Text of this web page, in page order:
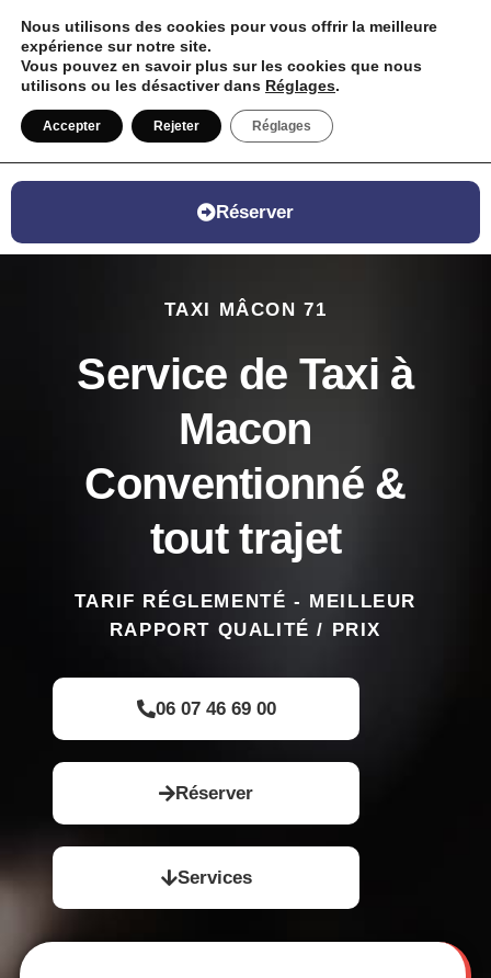
06 07 46 69 00
Réserver
TAXI MÂCON 71
Service de Taxi à
Macon
Conventionné &
tout trajet
TARIF RÉGLEMENTÉ - MEILLEUR
RAPPORT QUALITÉ / PRIX
06 07 46 69 00
Réserver
Services
Nous utilisons des cookies pour vous offrir la meilleure
expérience sur notre site.
Vous pouvez en savoir plus sur les cookies que nous
utilisons ou les désactiver dans Réglages.
Accepter Rejeter Réglages